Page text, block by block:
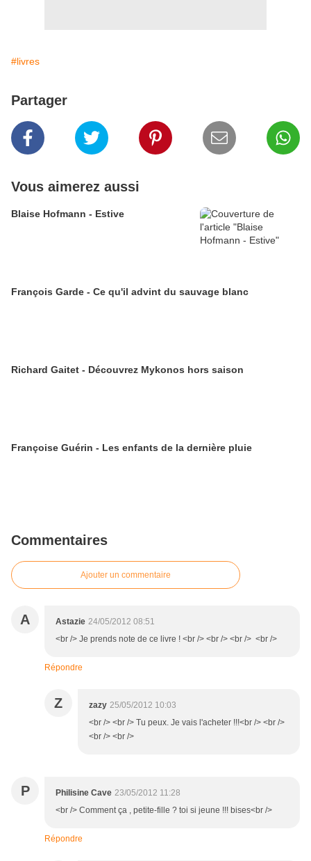
#livres
Partager
Vous aimerez aussi
Blaise Hofmann - Estive
François Garde - Ce qu'il advint du sauvage blanc
Richard Gaitet - Découvrez Mykonos hors saison
Françoise Guérin - Les enfants de la dernière pluie
Commentaires
Ajouter un commentaire
A Astazie 24/05/2012 08:51
<br /> Je prends note de ce livre ! <br /> <br /> <br /> <br />
Répondre
Z zazy 25/05/2012 10:03
<br /> <br /> Tu peux. Je vais l'acheter !!!<br /> <br />
<br /> <br />
P Philisine Cave 23/05/2012 11:28
<br /> Comment ça , petite-fille ? toi si jeune !!! bises<br />
Répondre